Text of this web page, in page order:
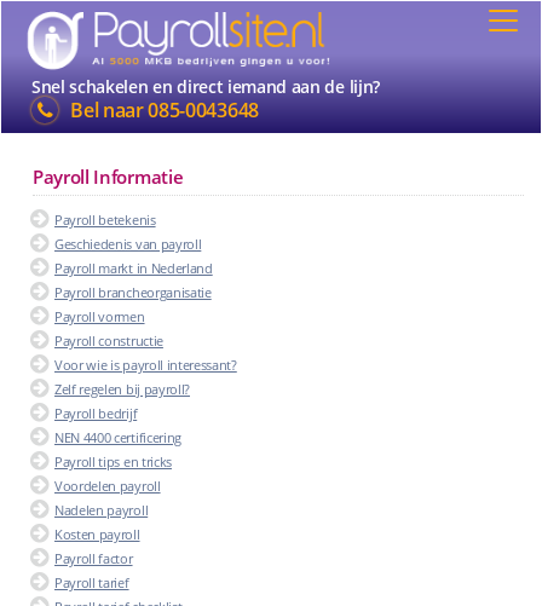
Snel schakelen en direct iemand aan de lijn?
Bel naar085-0043648
Payroll Informatie
Payroll betekenis
Geschiedenis van payroll
Payroll markt in Nederland
Payroll brancheorganisatie
Payroll vormen
Payroll constructie
Voor wie is payroll interessant?
Zelf regelen bij payroll?
Payroll bedrijf
NEN 4400 certificering
Payroll tips en tricks
Voordelen payroll
Nadelen payroll
Kosten payroll
Payroll factor
Payroll tarief